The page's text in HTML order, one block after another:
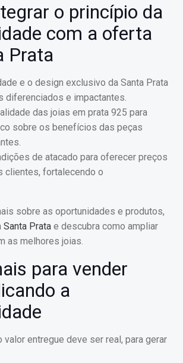
o princípio da
com a oferta
Prata
e o design exclusivo da Santa Prata
diferenciados e impactantes.
das joias em prata 925 para
sobre os benefícios das peças
de atacado para oferecer preços
clientes, fortalecendo o
sobre as oportunidades e produtos,
Santa Prata e descubra como ampliar
as melhores joias.
para vender
a
valor entregue deve ser real, para gerar